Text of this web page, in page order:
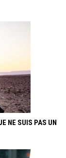
NE SUIS PAS UN